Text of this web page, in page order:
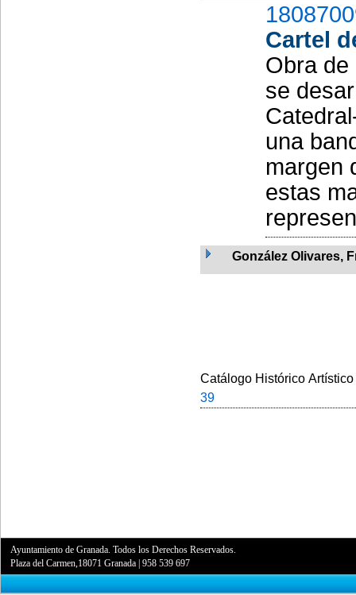
Cartel
Obra de
se
una
margen
estas
González Olivares,
Catálogo Histórico
39
Ayuntamiento de Granada. Todos los Derechos Reservados.
Plaza del Carmen,18071 Granada |958 539 697